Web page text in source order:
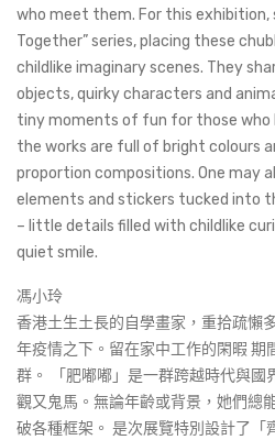
who meet them. For this exhibition,
Together” series, placing these
childlike imaginary scenes. They
objects, quirky characters and
tiny moments of fun for those who
the works are full of bright colours
proportion compositions. One may
elements and stickers tucked into
– little details filled with childlike
quiet smile.
馮小玲
香港土生土長的自學畫家，重拾疏懶
年疫情之下。留在家中工作的閑暇 期
群。 「肥嘟嘟」是一群跨越時代與國
觀又鬼馬。無論年齡或背景，她們總
破各種框架。 是次展覽特別設計了「